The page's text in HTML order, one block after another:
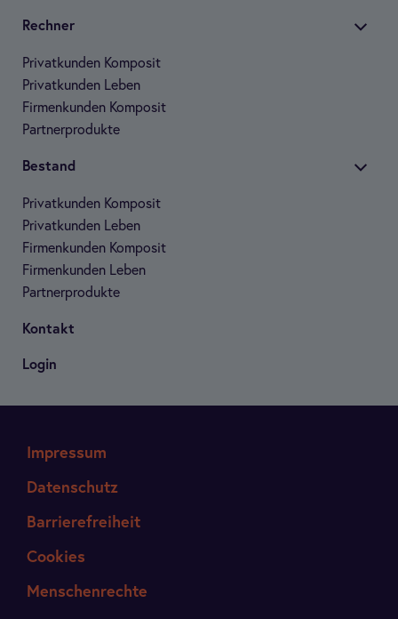
Rech­ner
Pri­vat­kun­den Kom­po­sit
Pri­vat­kun­den Leben
Fir­men­kun­den Kom­po­sit
Part­ner­pro­dukte
Bestand
Pri­vat­kun­den Kom­po­sit
Pri­vat­kun­den Leben
Fir­men­kun­den Kom­po­sit
Fir­men­kun­den Leben
Part­ner­pro­dukte
Kon­takt
Login
Impressum
Datenschutz
Barrierefreiheit
Cookies
Menschenrechte